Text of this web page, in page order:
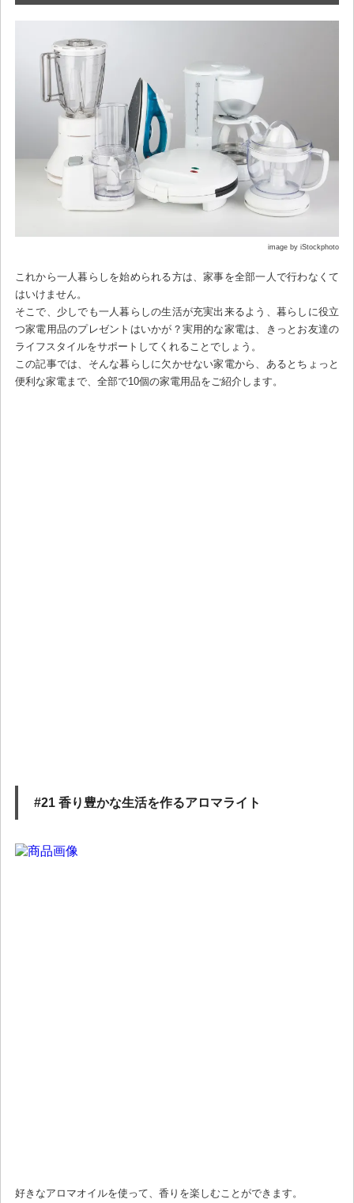
image by iStockphoto
これから一人暮らしを始められる方は、家事を全部一人で行わなくて
はいけません。
そこで、少しでも一人暮らしの生活が充実出来るよう、暮らしに役立
つ家電用品のプレゼントはいかが？実用的な家電は、きっとお友達の
ライフスタイルをサポートしてくれることでしょう。
この記事では、そんな暮らしに欠かせない家電から、あるとちょっと
便利な家電まで、全部で10個の家電用品をご紹介します。
#21 香り豊かな生活を作るアロマライト
好きなアロマオイルを使って、香りを楽しむことができます。